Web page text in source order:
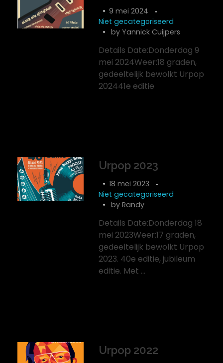
9 mei 2024
Niet gecategoriseerd
by Yannick Cuijpers
Details Date:Donderdag 9
mei 2024Weer:18 graden,
gedeeltelijk bewolkt Urpop
202441e editie
Urpop 2023
18 mei 2023
Niet gecategoriseerd
by Randy
Details Date:Donderdag 18
mei 2023Weer:17 graden,
gedeeltelijk bewolkt Urpop
2023. 40e editie, jubileum
editie. Met ...
Urpop 2022